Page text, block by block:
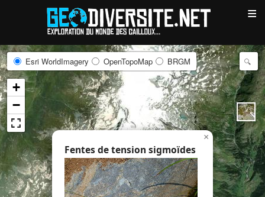
≡
Fentes de tension sigmoïdes
×
Esri WorldImagery OpenTopoMap BRGM
+
−